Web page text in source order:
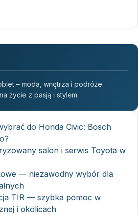
– moda, wnętrza i podróże.
życie z pasją i stylem.
do Honda Civic: Bosch
salon i serwis Toyota w
— niezawodny wybór dla
TIR — szybka pomoc w
i okolicach